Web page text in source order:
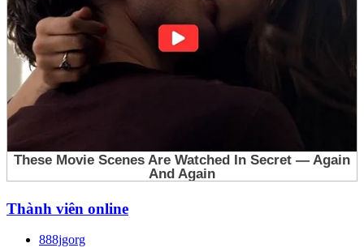
Thành viên online
888jgorg